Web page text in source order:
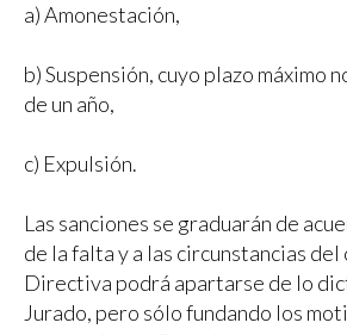
a) Amonestación,
b) Suspensión, cuyo plazo máximo
de un año,
c) Expulsión.
Las sanciones se graduarán de
de la falta y a las circunstancias del
Directiva podrá apartarse de lo
Jurado, pero sólo fundando los